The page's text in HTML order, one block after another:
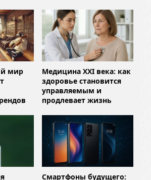
мир
Медицина XXI века: как
здоровье становится
управляемым и
продлевает жизнь
Смартфоны будущего: